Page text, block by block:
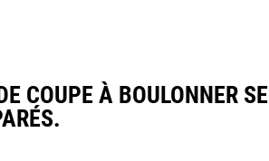
COUPE À BOULONNER SE